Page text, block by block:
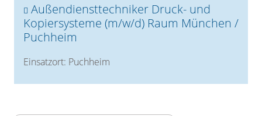
Außendiensttechniker Druck- und
Kopiersysteme (m/w/d) Raum München /
Puchheim
Einsatzort: Puchheim